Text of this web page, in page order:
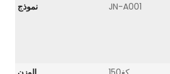
نموذج JN-A001